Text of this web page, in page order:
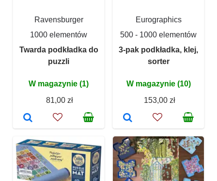
Ravensburger
1000 elementów
Twarda podkładka do
puzzli
W magazynie (1)
81,00 zł
Eurographics
500 - 1000 elementów
3-pak podkładka, klej,
sorter
W magazynie (10)
153,00 zł